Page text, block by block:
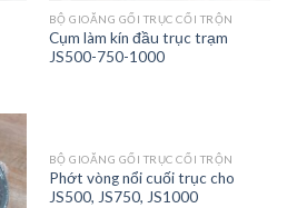
BỘ GIOĂNG GỐI TRỤC CỐI TRỘN
Cụm làm kín đầu trục trạm
JS500-750-1000
BỘ GIOĂNG GỐI TRỤC CỐI TRỘN
Phớt vòng nổi cuối trục cho
JS500, JS750, JS1000